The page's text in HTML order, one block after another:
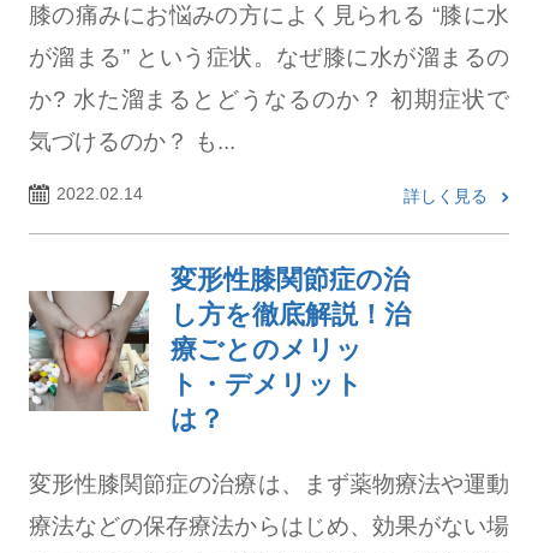
膝の痛みにお悩みの方によく見られる “膝に水
が溜まる” という症状。なぜ膝に水が溜まるの
か? 水た溜まるとどうなるのか？ 初期症状で
気づけるのか？ も...
2022.02.14 詳しく見る
変形性膝関節症の治
し方を徹底解説！治
療ごとのメリッ
ト・デメリット
は？
変形性膝関節症の治療は、まず薬物療法や運動
療法などの保存療法からはじめ、効果がない場